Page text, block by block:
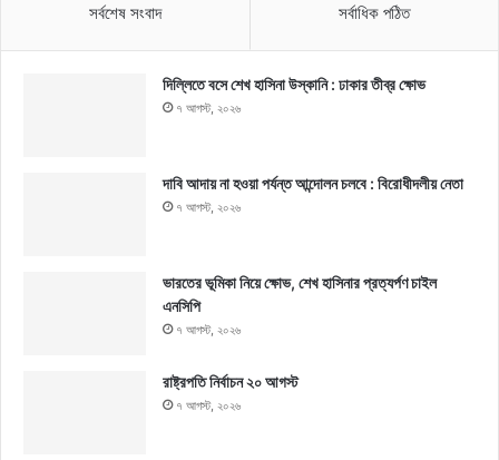
সর্বশেষ সংবাদ সর্বাধিক পঠিত
দিল্লিতে বসে শেখ হাসিনা উস্কানি : ঢাকার তীব্র ক্ষোভ
৭ আগস্ট, ২০২৬
দাবি আদায় না হওয়া পর্যন্ত আন্দোলন চলবে : বিরোধীদলীয় নেতা
৭ আগস্ট, ২০২৬
ভারতের ভূমিকা নিয়ে ক্ষোভ, শেখ হাসিনার প্রত্যর্পণ চাইল
এনসিপি
৭ আগস্ট, ২০২৬
রাষ্ট্রপতি নির্বাচন ২০ আগস্ট
৭ আগস্ট, ২০২৬